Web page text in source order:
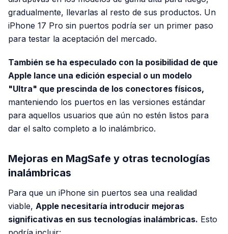
gradualmente, llevarlas al resto de sus productos. Un
iPhone 17 Pro sin puertos podría ser un primer paso
para testar la aceptación del mercado.
También se ha especulado con la posibilidad de que
Apple lance una edición especial o un modelo
"Ultra" que prescinda de los conectores físicos,
manteniendo los puertos en las versiones estándar
para aquellos usuarios que aún no estén listos para
dar el salto completo a lo inalámbrico.
Mejoras en MagSafe y otras tecnologías
inalámbricas
Para que un iPhone sin puertos sea una realidad
viable, Apple necesitaría introducir mejoras
significativas en sus tecnologías inalámbricas. Esto